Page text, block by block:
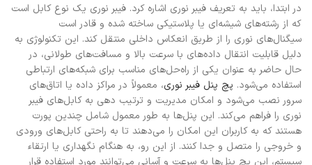
در ابتدا، باید به تعریف فیبر نوری اشاره کرد. فیبر نوری یک نوع کابل است
که از رشته‌های شیشه‌ای یا پلاستیکی ساخته شده و قادر است
سیگنال‌های نوری را از طریق انعکاس داخلی منتقل کند. این تکنولوژی به
دلیل قابلیت انتقال داده‌های با سرعت بالا و مسافت‌های طولانی، در
حال حاضر به عنوان یکی از راه‌حل‌های مناسب برای شبکه‌های ارتباطی
استفاده می‌شود. پچ پنل فیبر نوری، معمولاً در مراکز داده یا اتاق‌های
سرور نصب می‌شود و امکان مدیریت و ترتیب دهی به کابل‌های فیبر
نوری را فراهم می‌کند. این پنل‌ها به طور معمول شامل چندین پورت
هستند که به کاربران این امکان را می‌دهند تا به راحتی کابل‌های ورودی
و خروجی را متصل و جدا کنند. از این رو، به هنگام نگهداری یا ارتقاء
سیستم، این پچ پنل‌ها به سرعت و آسانی می‌توانند مورد استفاده قرار